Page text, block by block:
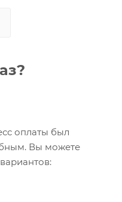
оплаты был
Вы можете